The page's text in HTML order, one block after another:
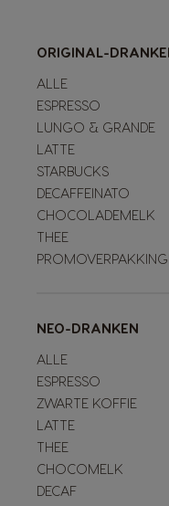
ORIGINAL-
ALLE
ESPRESSO
LUNGO & GRANDE
LATTE
STARBUCKS
DECAFFEINATO
CHOCOLADEMELK
THEE
NEO-DRANKEN
ALLE
ESPRESSO
ZWARTE KOFFIE
LATTE
THEE
CHOCOMELK
DECAF